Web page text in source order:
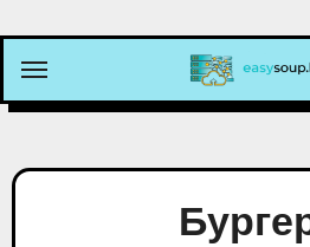
содержимому